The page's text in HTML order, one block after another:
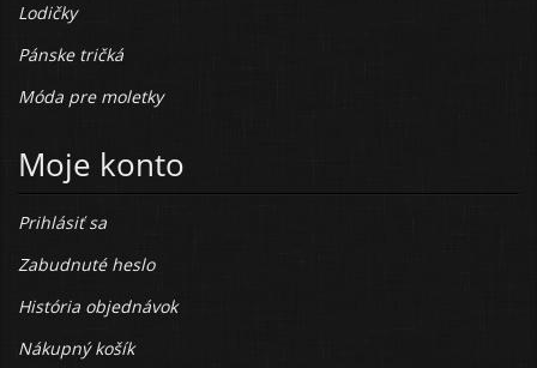
Lodičky
Pánske tričká
Móda pre moletky
Moje konto
Prihlásiť sa
Zabudnuté heslo
História objednávok
Nákupný košík